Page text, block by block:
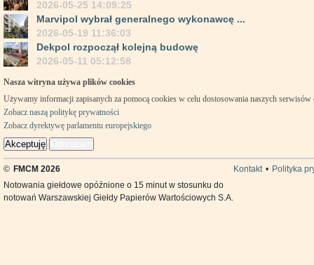
2026-05-25 14:09:25
Marvipol wybrał generalnego wykonawcę ...
2026-05-19 11:36:03
Dekpol rozpoczął kolejną budowę
2026-05-11 05:12:58
Nasza witryna używa plików cookies
Używamy informacji zapisanych za pomocą cookies w celu dostosowania naszych
Zobacz naszą politykę prywatności
Zobacz dyrektywę parlamentu europejskiego
Akceptuję
© FMCM 2026 Kontakt • Polityka
Notowania giełdowe opóźnione o 15 minut w stosunku do
notowań Warszawskiej Giełdy Papierów Wartościowych S.A.